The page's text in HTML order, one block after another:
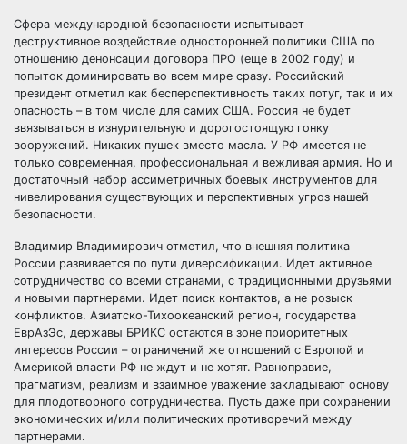
Сфера международной безопасности испытывает
деструктивное воздействие односторонней политики США по
отношению денонсации договора ПРО (еще в 2002 году) и
попыток доминировать во всем мире сразу. Российский
президент отметил как бесперспективность таких потуг, так и их
опасность – в том числе для самих США. Россия не будет
ввязываться в изнурительную и дорогостоящую гонку
вооружений. Никаких пушек вместо масла. У РФ имеется не
только современная, профессиональная и вежливая армия. Но и
достаточный набор ассиметричных боевых инструментов для
нивелирования существующих и перспективных угроз нашей
безопасности.
Владимир Владимирович отметил, что внешняя политика
России развивается по пути диверсификации. Идет активное
сотрудничество со всеми странами, с традиционными друзьями
и новыми партнерами. Идет поиск контактов, а не розыск
конфликтов. Азиатско-Тихоокеанский регион, государства
ЕврАзЭс, державы БРИКС остаются в зоне приоритетных
интересов России – ограничений же отношений с Европой и
Америкой власти РФ не ждут и не хотят. Равноправие,
прагматизм, реализм и взаимное уважение закладывают основу
для плодотворного сотрудничества. Пусть даже при сохранении
экономических и/или политических противоречий между
партнерами.